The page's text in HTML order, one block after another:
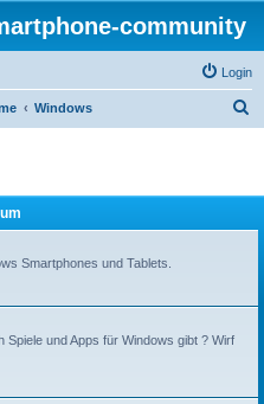
community
Login
Windows
Smartphones und Tablets.
und Apps für Windows gibt ? Wirf